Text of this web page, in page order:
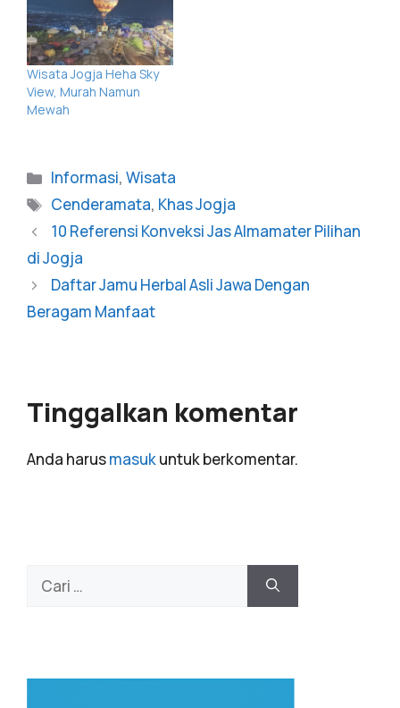
Wisata Jogja Heha Sky
View, Murah Namun
Mewah
Informasi,Wisata
Cenderamata, Khas Jogja
10 Referensi Konveksi Jas Almamater Pilihan
di Jogja
Daftar Jamu Herbal Asli Jawa Dengan
Beragam Manfaat
Tinggalkan komentar
Anda harusmasukuntuk berkomentar.